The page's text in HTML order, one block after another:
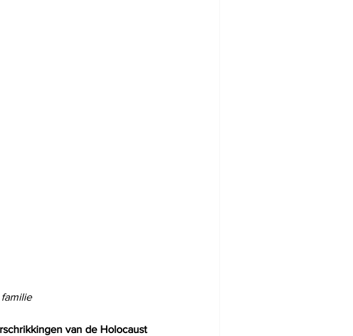
van de Holocaust